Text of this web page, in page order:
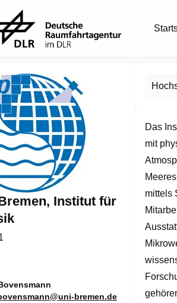
Institut für
bremen.de
Das
mit
mittels